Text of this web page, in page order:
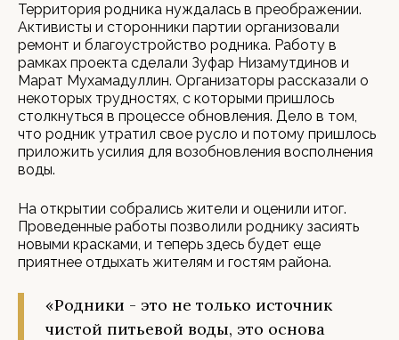
Территория родника нуждалась в преображении.
Активисты и сторонники партии организовали
ремонт и благоустройство родника. Работу в
рамках проекта сделали Зуфар Низамутдинов и
Марат Мухамадуллин. Организаторы рассказали о
некоторых трудностях, с которыми пришлось
столкнуться в процессе обновления. Дело в том,
что родник утратил свое русло и потому пришлось
приложить усилия для возобновления восполнения
воды.
На открытии собрались жители и оценили итог.
Проведенные работы позволили роднику засиять
новыми красками, и теперь здесь будет еще
приятнее отдыхать жителям и гостям района.
«Родники - это не только источник
чистой питьевой воды, это основа